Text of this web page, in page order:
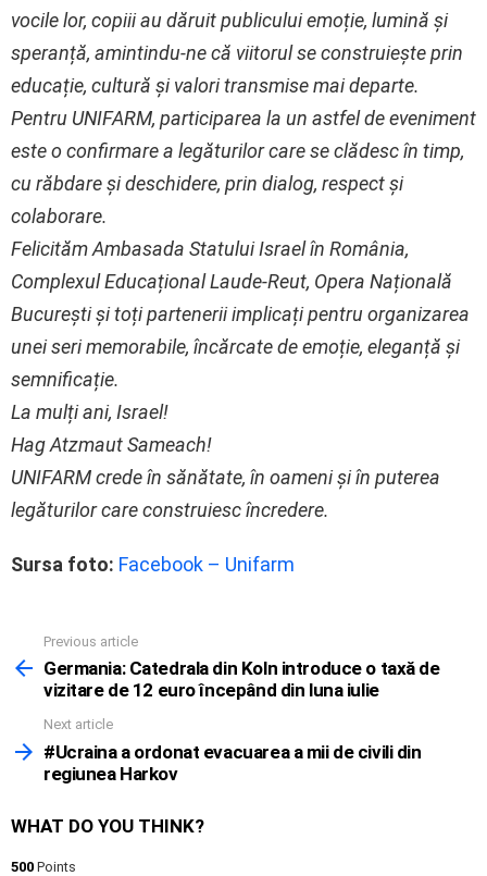
vocile lor, copiii au dăruit publicului emoție, lumină și
speranță, amintindu-ne că viitorul se construiește prin
educație, cultură și valori transmise mai departe.
Pentru UNIFARM, participarea la un astfel de eveniment
este o confirmare a legăturilor care se clădesc în timp,
cu răbdare și deschidere, prin dialog, respect și
colaborare.
Felicităm Ambasada Statului Israel în România,
Complexul Educațional Laude-Reut, Opera Națională
București și toți partenerii implicați pentru organizarea
unei seri memorabile, încărcate de emoție, eleganță și
semnificație.
La mulți ani, Israel!
Hag Atzmaut Sameach!
UNIFARM crede în sănătate, în oameni și în puterea
legăturilor care construiesc încredere.
Sursa foto: Facebook – Unifarm
more
Previous article
Germania: Catedrala din Koln introduce o taxă de
vizitare de 12 euro începând din luna iulie
Next article
#Ucraina a ordonat evacuarea a mii de civili din
regiunea Harkov
WHAT DO YOU THINK?
500 Points